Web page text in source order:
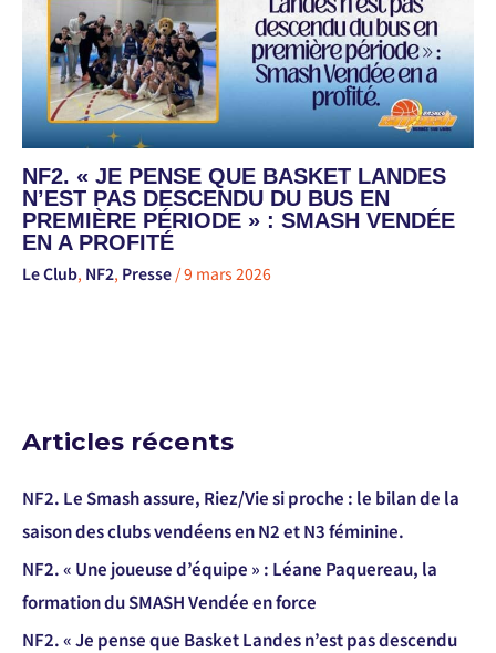
NF2. « JE PENSE QUE BASKET LANDES
N’EST PAS DESCENDU DU BUS EN
PREMIÈRE PÉRIODE » : SMASH VENDÉE
EN A PROFITÉ
Le Club, NF2, Presse /9 mars 2026
Articles récents
NF2. Le Smash assure, Riez/Vie si proche : le bilan de la
saison des clubs vendéens en N2 et N3 féminine.
NF2. « Une joueuse d’équipe » : Léane Paquereau, la
formation du SMASH Vendée en force
NF2. « Je pense que Basket Landes n’est pas descendu